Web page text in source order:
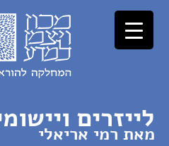
לתוכן
לניווט
לייזרים
מאת רמי אריאלי